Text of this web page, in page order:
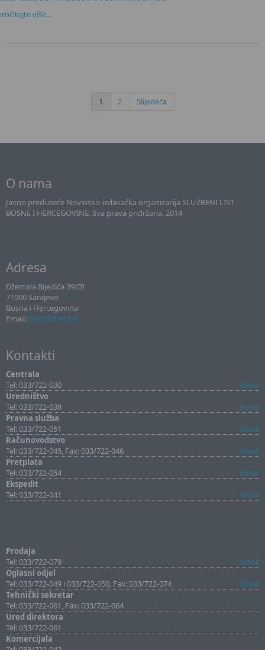
više...
1 2 Slijedeća
O nama
Javno preduzeće Novinsko-izdavačka organizacija SLUŽBENI LIST
BOSNE I HERCEGOVINE. Sva prava pridržana. 2014
Adresa
Džemala Bijedića 39/III
71000 Sarajevo
Bosna i Hercegovina
Email: sllist@sllist.ba
Kontakti
Centrala
Tel: 033/722-030
Email
Uredništvo
Tel: 033/722-038
Email
Pravna služba
Tel: 033/722-051
Email
Računovodstvo
Tel: 033/722-045, Fax: 033/722-046
Email
Pretplata
Tel: 033/722-054
Email
Ekspedit
Tel: 033/722-041
Email
Prodaja
Tel: 033/722-079
Email
Oglasni odjel
Tel: 033/722-049 i 033/722-050, Fax: 033/722-074
Email
Tehnički sekretar
Tel: 033/722-061, Fax: 033/722-064
Ured direktora
Tel: 033/722-061
Komercijala